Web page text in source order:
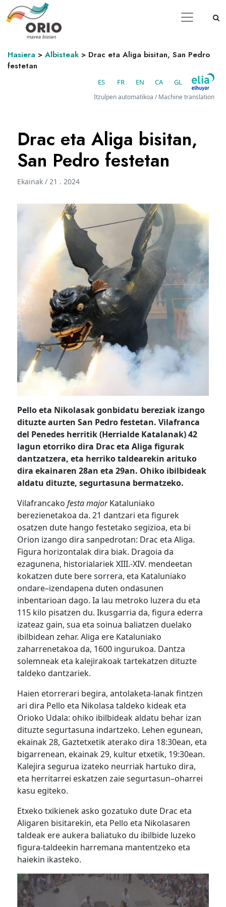
Hasiera > Albisteak > Drac eta Aliga bisitan, San Pedro
festetan
ES FR EN CA GL
Itzulpen automatikoa / Machine translation
Drac eta Aliga bisitan,
San Pedro festetan
Ekainak / 21 . 2024
Pello eta Nikolasak gonbidatu bereziak izango
dituzte aurten San Pedro festetan. Vilafranca
del Penedes herritik (Herrialde Katalanak) 42
lagun etorriko dira Drac eta Aliga figurak
dantzatzera, eta herriko taldearekin arituko
dira ekainaren 28an eta 29an. Ohiko ibilbideak
aldatu dituzte, segurtasuna bermatzeko.
Vilafrancakofestamajor Kataluniako
berezienetakoa da. 21 dantzari eta figurek
osatzen dute hango festetako segizioa, eta bi
Orion izango dirasanpedrotan: Drac eta Aliga.
Figura horizontalak dira biak. Dragoia da
ezagunena, historialariek XIII.-XIV. mendeetan
kokatzen dute bere sorrera, eta Kataluniako
ondare–izendapena duten ondasunen
inbentarioan dago. Ia lau metroko luzera du eta
115 kilo pisatzendu. Ikusgarria da, figura ederra
izateaz gain,sua eta soinua baliatzen duelako
ibilbidean zehar. Aliga ere Kataluniako
zaharrenetakoa da, 1600 ingurukoa. Dantza
solemneak eta kalejirakoaktartekatzen dituzte
taldeko dantzariek.
Haien etorrerari begira, antolaketa-lanak fintzen
ari dira Pello eta Nikolasa taldeko kideak eta
Orioko Udala: ohiko ibilbideak aldatu behar izan
dituztesegurtasuna indartzeko. Lehen egunean,
ekainak 28, Gaztetxetik aterako dira 18:30ean, eta
bigarrenean, ekainak 29, kultur etxetik, 19:30ean.
Kalejira segurua izateko neurriak hartuko dira,
eta herritarrei eskatzen zaie segurtasun–oharrei
kasu egiteko.
Etxeko txikienek asko gozatuko dute Drac eta
Aligaren bisitarekin, eta Pello eta Nikolasaren
taldeak ereaukera baliatuko du ibilbide luzeko
figura-taldeekin harremana mantentzeko eta
haiekin ikasteko.